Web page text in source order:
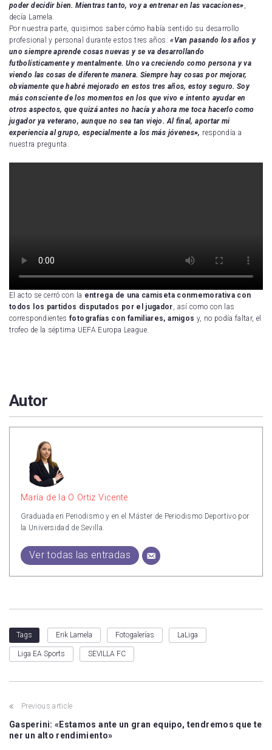
poder decidir bien. Mientras tanto, voy a entrenar en las vacaciones»
decía Lamela.
Por nuestra parte, quisimos saber cómo había sentido su desarrollo
profesional y personal durante estos tres años:«Van pasando los años y
uno siempre aprende cosas nuevas y se va desarrollando
futbolísticamente y mentalmente. Uno va creciendo como persona y va
viendo las cosas de diferente manera. Siempre hay cosas por mejorar,
obviamente que habré mejorado en estos tres años, estoy seguro. Soy
más consciente de los momentos en los que vivo e intento ayudar en
otros aspectos, que quizá antes no hacía y ahora me toca hacerlo como
jugador ya veterano, aunque no sea tan viejo. Al final, aportar mi
experiencia al grupo, especialmente a los más jóvenes», respondía a
nuestra pregunta.
El acto se cerró con la entrega de una camiseta conmemorativa con
todos los partidos disputados por el jugador , así como con las
correspondientesfotografías con familiares, amigos y, no podía faltar, el
trofeo de la séptima UEFA Europa League.
Autor
María de la O Ortiz Vicente
Graduada en Periodismo y en el Máster de Periodismo Deportivo por
la Universidad de Sevilla.
Ver todas las entradas
Tags Erik Lamela Fotogalerías LaLiga
Liga EA Sports SEVILLA FC
Previous article
Gasperini: «Estamos ante un gran equipo, tendremos que te
ner un alto rendimiento»